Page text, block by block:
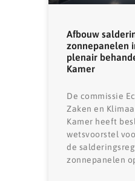
Afbouw
zonnepanelen
plenair
Kamer
De commissie
Zaken en
Kamer heeft
wetsvoorstel
de
zonnepanelen